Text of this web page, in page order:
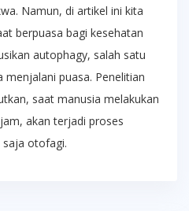
Namun, di artikel ini kita
berpuasa bagi kesehatan
autophagy, salah satu
puasa. Penelitian
saat manusia melakukan
akan terjadi proses
otofagi.